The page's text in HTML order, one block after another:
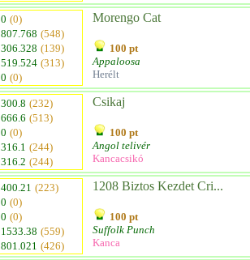
0 (0)
807.768 (548)
306.328 (139)
519.524 (313)
0 (0)
Morengo Cat
100 pt
Appaloosa
Herélt
300.8 (232)
666.6 (513)
0 (0)
316.1 (244)
316.2 (244)
Csikaj
100 pt
Angol telivér
Kancacsikó
400.21 (223)
0 (0)
0 (0)
1533.38 (559)
801.021 (426)
1208 Biztos Kezdet Cri...
100 pt
Suffolk Punch
Kanca